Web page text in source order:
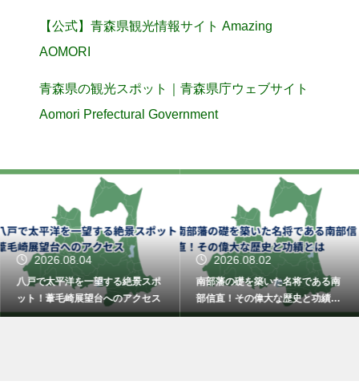
【公式】青森県観光情報サイト Amazing
AOMORI
青森県の観光スポット｜青森県庁ウェブサイト
Aomori Prefectural Government
2026.08.04
八戸で太平洋を一望する絶景スポ
ット！葦毛崎展望台へのアクセス
2026.08.02
南部藩の礎を築いた名将である南
部信直！その偉大な歴史と功績と
は